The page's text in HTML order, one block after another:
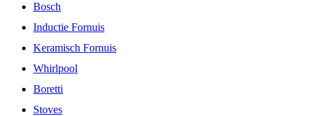
Bosch
Inductie Fornuis
Keramisch Fornuis
Whirlpool
Boretti
Stoves